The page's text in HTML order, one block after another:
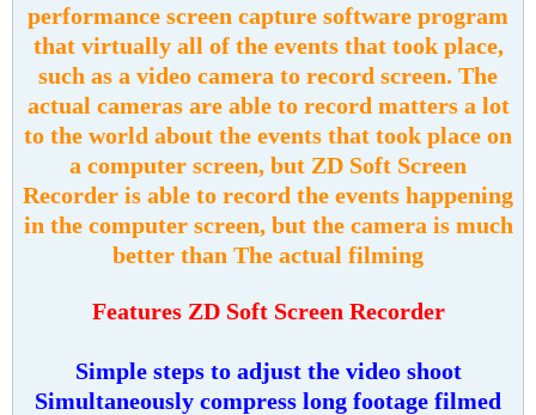
performance screen capture software program
that virtually all of the events that took place,
such as a video camera to record screen. The
actual cameras are able to record matters a lot
to the world about the events that took place on
a computer screen, but ZD Soft Screen
Recorder is able to record the events happening
in the computer screen, but the camera is much
better than The actual filming
Features ZD Soft Screen Recorder
Simple steps to adjust the video shoot
Simultaneously compress long footage filmed